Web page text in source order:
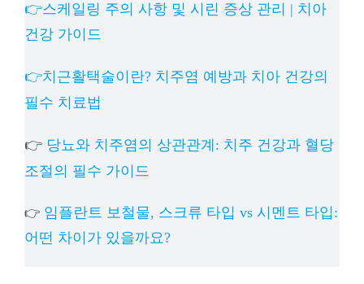
👉스케일링 주의 사항 및 시린 증상 관리 | 치아
건강 가이드
👉치근활택술이란? 치주염 예방과 치아 건강의
필수 치료법
👉 당뇨와 치주염의 상관관계: 치주 건강과 혈당
조절의 필수 가이드
👉 임플란트 보철물, 스크류 타입 vs 시멘트 타입:
어떤 차이가 있을까요?